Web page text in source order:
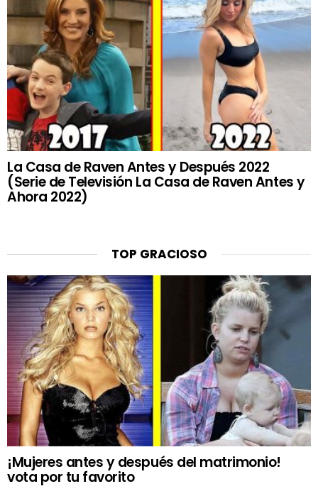
La Casa de Raven Antes y Después 2022
(Serie de Televisión La Casa de Raven Antes y
Ahora 2022)
TOP GRACIOSO
¡Mujeres antes y después del matrimonio!
vota por tu favorito